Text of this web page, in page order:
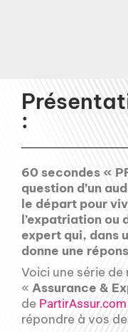
:
60 secondes «
question d’un
le départ pour
l’expatriation ou
expert qui, dans
donne une
Voici une série de
« Assurance &
de PartirAssur.com
répondre à vos